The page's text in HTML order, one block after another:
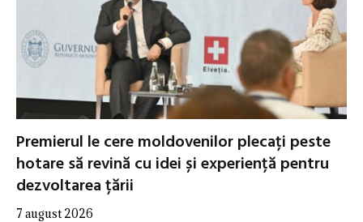
Premierul le cere moldovenilor plecați peste
hotare să revină cu idei și experiență pentru
dezvoltarea țării
7 august 2026